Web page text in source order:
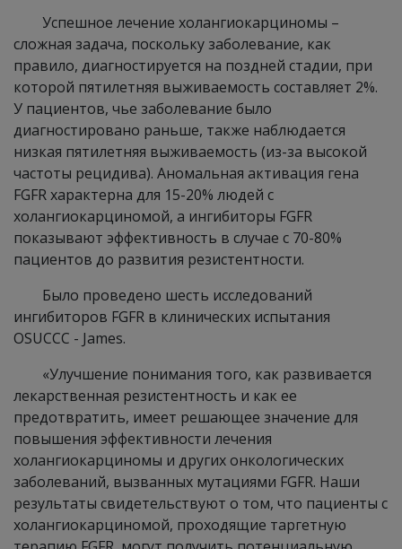
Успешное лечение холангиокарциномы –
сложная задача, поскольку заболевание, как
правило, диагностируется на поздней стадии, при
которой пятилетняя выживаемость составляет 2%.
У пациентов, чье заболевание было
диагностировано раньше, также наблюдается
низкая пятилетняя выживаемость (из-за высокой
частоты рецидива). Аномальная активация гена
FGFR характерна для 15-20% людей с
холангиокарциномой, а ингибиторы FGFR
показывают эффективность в случае с 70-80%
пациентов до развития резистентности.
Было проведено шесть исследований
ингибиторов FGFR в клинических испытания
OSUCCC - James.
«Улучшение понимания того, как развивается
лекарственная резистентность и как ее
предотвратить, имеет решающее значение для
повышения эффективности лечения
холангиокарциномы и других онкологических
заболеваний, вызванных мутациями FGFR. Наши
результаты свидетельствуют о том, что пациенты с
холангиокарциномой, проходящие таргетную